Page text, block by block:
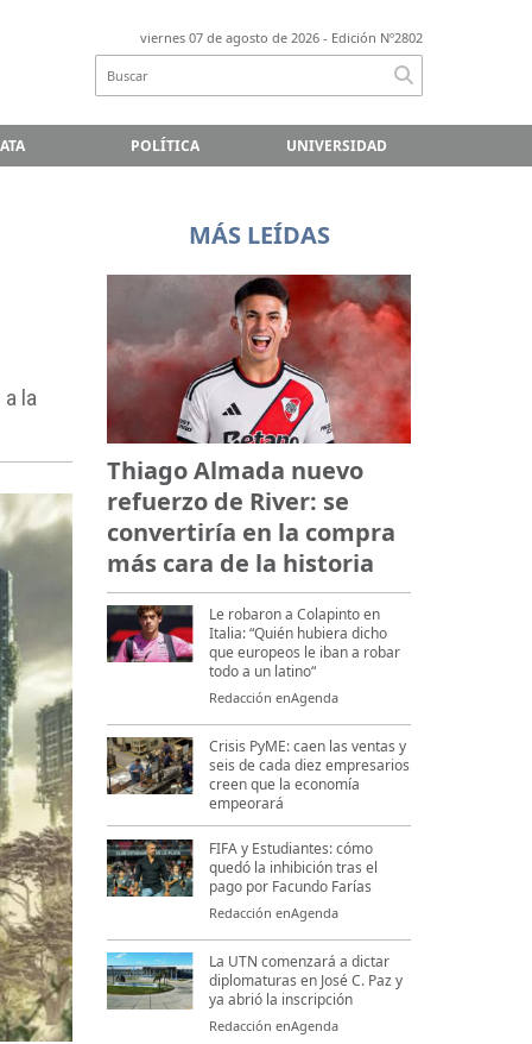
viernes 07 de agosto de 2026 - Edición Nº2802
POLÍTICA UNIVERSIDAD
la
MÁS LEÍDAS
Thiago Almada nuevo
refuerzo de River: se
convertiría en la compra
más cara de la historia
Le robaron a Colapinto en
Italia: “Quién hubiera dicho
que europeos le iban a robar
todo a un latino“
Redacción enAgenda
Crisis PyME: caen las ventas y
seis de cada diez empresarios
creen que la economía
empeorará
FIFA y Estudiantes: cómo
quedó la inhibición tras el
pago por Facundo Farías
Redacción enAgenda
La UTN comenzará a dictar
diplomaturas en José C. Paz y
ya abrió la inscripción
Redacción enAgenda